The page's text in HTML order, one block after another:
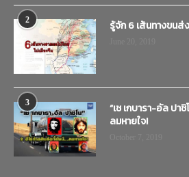
2 รู้จัก 6 เส้นทางขนส่
3
“เช เกบารา-อัล ปา
ลมหายใจ!